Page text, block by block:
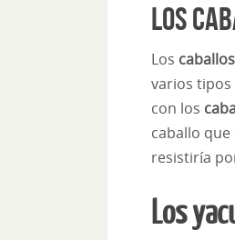
Los
Los caballos
varios tipos
con los
caballo
resistiría
Los